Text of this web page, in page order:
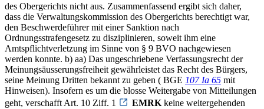
des Obergerichts nicht aus. Zusammenfassend ergibt sich daher,
dass die Verwaltungskommission des Obergerichts berechtigt war,
den Beschwerdeführer mit einer Sanktion nach
Ordnungsstrafengesetz zu disziplinieren, soweit ihm eine
Amtspflichtverletzung im Sinne von § 9 BVO nachgewiesen
werden konnte. b) aa) Das ungeschriebene Verfassungsrecht der
Meinungsäusserungsfreiheit gewährleistet das Recht des Bürgers,
seine Meinung Dritten bekannt zu geben ( BGE 107 Ia 65 mit
Hinweisen). Insofern es um die blosse Weitergabe von Mitteilungen
geht, verschafft Art. 10 Ziff. 1
EMRK keine weitergehenden